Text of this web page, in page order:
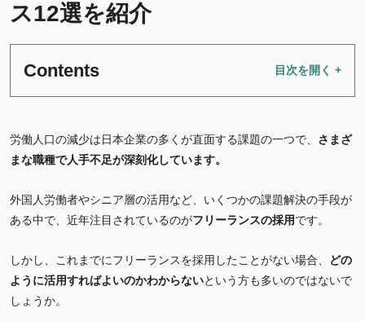
ス12選を紹介
Contents
労働人口の減少は日本企業の多くが直面する課題の一つで、 さまざ
まな職種で人手不足が深刻化しています。
外国人労働者やシニア層の活用など、いくつかの課題解決の手段が
ある中で、近年注目されているのがフリーランスの採用です。
しかし、これまでにフリーランスを採用したことがない場合、
どの
ように活用すればよいのかわからないという方も多いのではないで
しょうか。